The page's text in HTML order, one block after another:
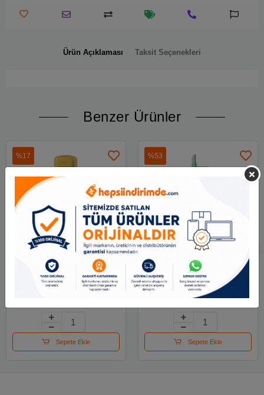
Ürün Açıklaması Taksit Seçenekleri
Benzer Ürünler
Caretta Min 1.3
Versatil Kalem Ucu
%17
Sepete Ekle
Faber-Castell Faber
Castell E-Motion
Versatil Kalem Ucu 1.4
mm 5191121411
%53
256.00 TL
Sepete Ekle